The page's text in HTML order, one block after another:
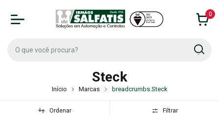
0
Steck
Início Marcas breadcrumbs.Steck
Ordenar Filtrar